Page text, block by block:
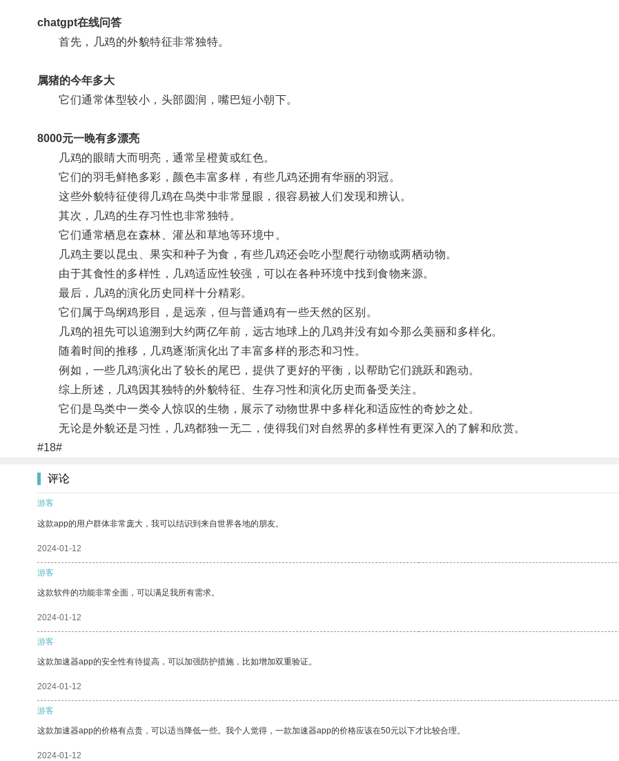
chatgpt在线问答
首先，几鸡的外貌特征非常独特。
属猪的今年多大
它们通常体型较小，头部圆润，嘴巴短小朝下。
8000元一晚有多漂亮
几鸡的眼睛大而明亮，通常呈橙黄或红色。
它们的羽毛鲜艳多彩，颜色丰富多样，有些几鸡还拥有华丽的羽冠。
这些外貌特征使得几鸡在鸟类中非常显眼，很容易被人们发现和辨认。
其次，几鸡的生存习性也非常独特。
它们通常栖息在森林、灌丛和草地等环境中。
几鸡主要以昆虫、果实和种子为食，有些几鸡还会吃小型爬行动物或两栖动物。
由于其食性的多样性，几鸡适应性较强，可以在各种环境中找到食物来源。
最后，几鸡的演化历史同样十分精彩。
它们属于鸟纲鸡形目，是远亲，但与普通鸡有一些天然的区别。
几鸡的祖先可以追溯到大约两亿年前，远古地球上的几鸡并没有如今那么美丽和多样化。
随着时间的推移，几鸡逐渐演化出了丰富多样的形态和习性。
例如，一些几鸡演化出了较长的尾巴，提供了更好的平衡，以帮助它们跳跃和跑动。
综上所述，几鸡因其独特的外貌特征、生存习性和演化历史而备受关注。
它们是鸟类中一类令人惊叹的生物，展示了动物世界中多样化和适应性的奇妙之处。
无论是外貌还是习性，几鸡都独一无二，使得我们对自然界的多样性有更深入的了解和欣赏。
#18#
评论
游客
这款app的用户群体非常庞大，我可以结识到来自世界各地的朋友。
2024-01-12
游客
这款软件的功能非常全面，可以满足我所有需求。
2024-01-12
游客
这款加速器app的安全性有待提高，可以加强防护措施，比如增加双重验证。
2024-01-12
游客
这款加速器app的价格有点贵，可以适当降低一些。我个人觉得，一款加速器app的价格应该在50元以下才比较合理。
2024-01-12